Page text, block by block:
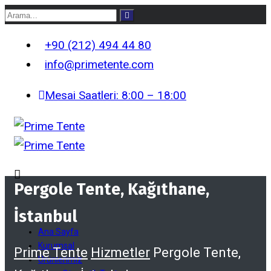
+90 (212) 494 44 80
info@primetente.com
Mesai Saatleri: 8:00 – 18:00
Ana Sayfa
Kurumsal
Ürünlerimiz
Pergole Tente, Kağıthane,
İstanbul
Prime Tente Hizmetler Pergole Tente,